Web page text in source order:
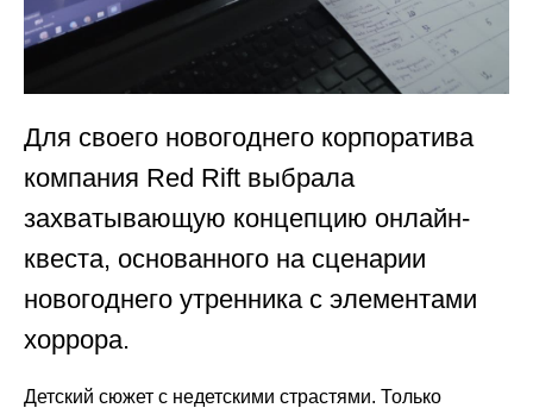
Для своего новогоднего корпоратива
компания Red Rift выбрала
захватывающую концепцию онлайн-
квеста, основанного на сценарии
новогоднего утренника с элементами
хоррора.
Детский сюжет с недетскими страстями. Только